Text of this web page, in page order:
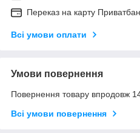
Переказ на карту
Всі умови оплати
Умови повернення
Повернення товару впродовж
Всі умови повернення